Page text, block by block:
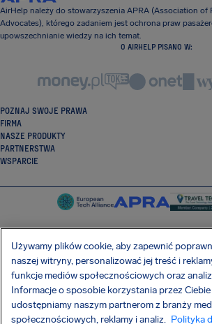
AirHelp należy do stowarzyszenia APRA (Association of
Advocates), którego zadaniem jest ochrona praw
upowszechnianie wiedzy na ich temat.
O AIRHELP PISANO W:
POZNAJ SWOJE PRAWA
FIRMA
NASZE PRODUKTY
PARTNERSTWA
WSPARCIE
SocialFacebook
SocialTwitter
POBIERZ NASZĄ DARMOWĄ
Używamy plików cookie, aby zapewnić
naszej witryny, personalizować jej treść i
funkcje mediów społecznościowych oraz
Informacje o sposobie korzystania przez
udostępniamy naszym partnerom z branży
społecznościowych, reklamy i analiz. Polityka